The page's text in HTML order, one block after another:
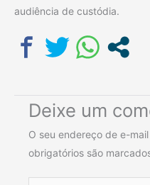
audiência de custódia.
Deixe um
O seu endereço de e-
obrigatórios são